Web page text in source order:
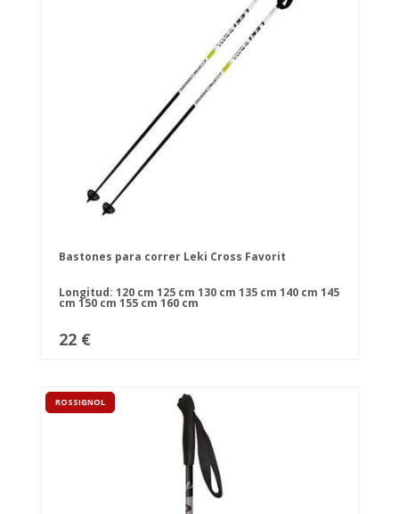
Bastones para correr Leki Cross Favorit
Longitud: 120 cm 125 cm 130 cm 135 cm 140 cm 145
cm 150 cm 155 cm 160 cm
22 €
ROSSIGNOL